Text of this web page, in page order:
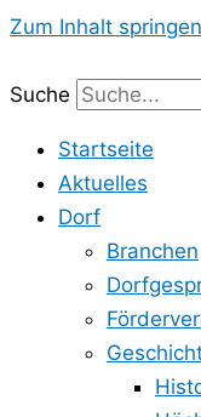
Zum Inhalt springen
Suche
Startseite
Aktuelles
Dorf
Branchen